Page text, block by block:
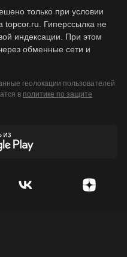
только при условии
topcor.ru. Гиперссылка не
индексации. При этом
обменные сети и
геолокации пользователей
в политике по защите